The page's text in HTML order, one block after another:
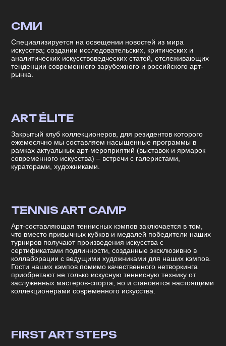
СМИ
Специализируется на освещении новостей из мира
искусства; создании исследовательских, критических и
аналитических искусствоведческих статей, отслеживающих
тенденции современного зарубежного и российского арт-
рынка.
ART ÉLITE
Закрытый клуб коллекционеров, для резидентов которого
ежемесячно мы составляем насыщенные программы в
рамках актуальных арт-мероприятий (выставок и ярмарок
современного искусства) – встречи с галеристами,
кураторами, художниками.
TENNIS ART CAMP
Арт-составляющая теннисных кэмпов заключается в том,
что вместо привычных кубков и медалей победители наших
турниров получают произведения искусства с
сертификатами подлинности, созданные эксклюзивно в
коллаборации с ведущими художниками для наших кэмпов.
Гости наших кэмпов помимо качественного нетворкинга
приобретают не только искусную теннисную технику от
заслуженных мастеров-спорта, но и становятся настоящими
коллекционерами современного искусства.
FIRST ART STEPS